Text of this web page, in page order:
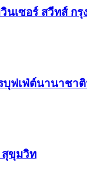
เซอร์ สวีทส์ กรุ
เฟ่ต์นานาชาติ
สุขุมวิท